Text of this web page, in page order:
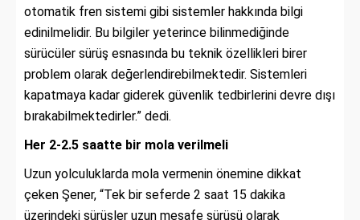
otomatik fren sistemi gibi sistemler hakkında bilgi
edinilmelidir. Bu bilgiler yeterince bilinmediğinde
sürücüler sürüş esnasında bu teknik özellikleri birer
problem olarak değerlendirebilmektedir. Sistemleri
kapatmaya kadar giderek güvenlik tedbirlerini devre dışı
bırakabilmektedirler.” dedi.
Her 2-2.5 saatte bir mola verilmeli
Uzun yolculuklarda mola vermenin önemine dikkat
çeken Şener, “Tek bir seferde 2 saat 15 dakika
üzerindeki sürüşler uzun mesafe sürüşü olarak